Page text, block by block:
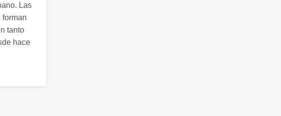
Las
forman
tanto
hace